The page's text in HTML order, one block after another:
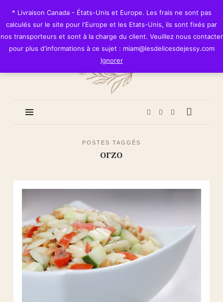
Les
Délices
de
Jessy
POSTES TAGGÉS
orzo
* Livraison Canada - États-Unis et Europe. Les frais ne sont pas
calculés sur le site pour l'Europe et les Etats-Unis, ils sont fixés par
nos transporteurs et sont à la charge du client. Veuillez nous contacter
pour plus d'informations à ce sujet : miam@lesdelicesdejessy.com
Ignorer